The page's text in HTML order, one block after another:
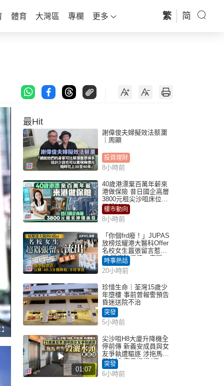
體育 大灣區 專欄 更多 繁 简
F
u
l
最Hit
謝偉俊夫婦擬效法蔡瀾
｜周顯
投資理財
8小時前
40歲港漂棄百萬年薪來
港做保險 昔日國企高層
3800元租尖沙咀床位｜
租盤Million
樓市動向
8小時前
「你個frd廢！」JUPAS
放榜炫耀港大醫科Offer
名校女生囂張留言惹眾
怒 醫學院澄清：宣稱
「40.5分獲錄取」不符事
實｜Juicy叮
時事熱話
20小時前
珍惜生命｜荃灣15歲少
年墮樓 事前曾報警預告
昏迷送院不治
突發
5小時前
01:07
尖沙咀H8大廈升降機全
停前傳 新義安成員與女
友爭執遭驅逐 涉拖馬刑
毀被捕 警另通緝4男
突發
6小時前